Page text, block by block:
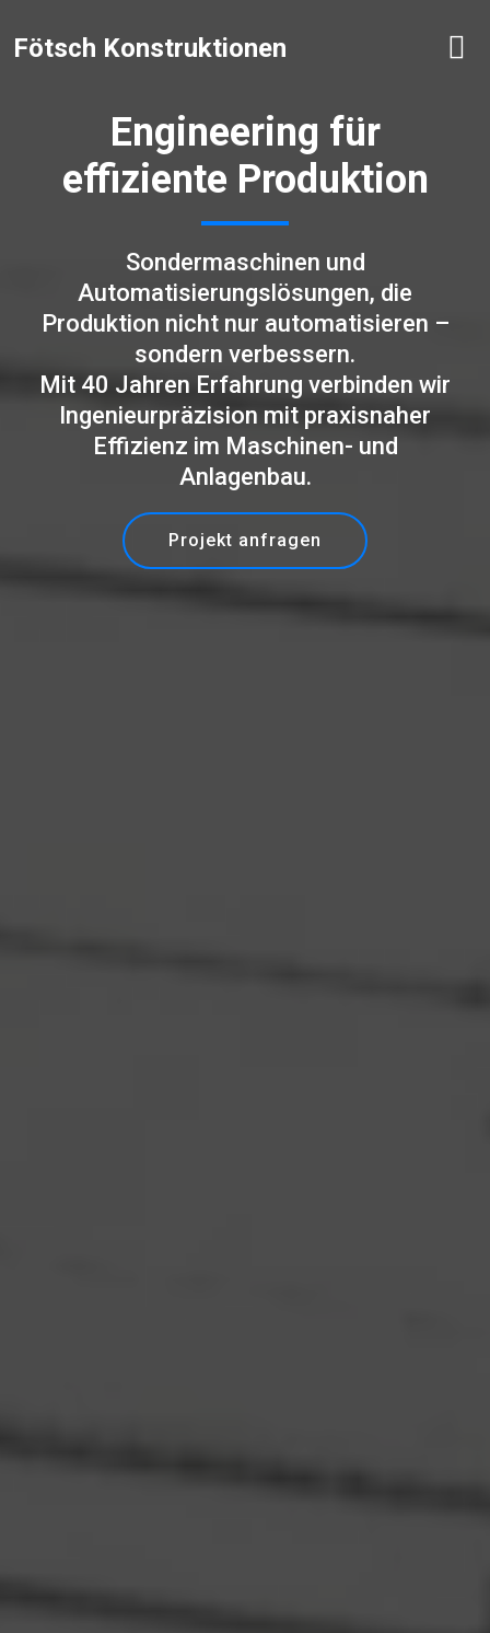
Fötsch Konstruktionen
Engineering für
effiziente Produktion
Sondermaschinen und
Automatisierungslösungen, die
Produktion nicht nur automatisieren –
sondern verbessern.
Mit 40 Jahren Erfahrung verbinden wir
Ingenieurpräzision mit praxisnaher
Effizienz im Maschinen- und
Anlagenbau.
Projekt anfragen